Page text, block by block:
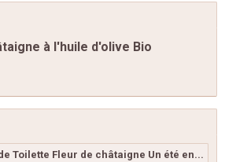
à l'huile d'olive Bio
Toilette Fleur de châtaigne Un été en...